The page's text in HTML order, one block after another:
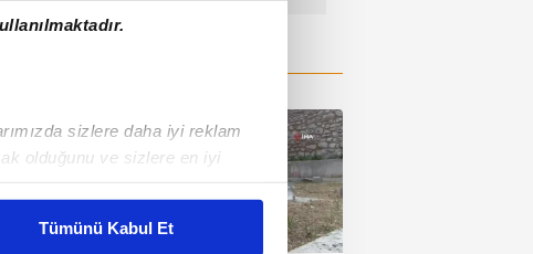
sizlere daha iyi reklam
olduğunu ve sizlere en iyi
Tümünü Kabul Et
01:36